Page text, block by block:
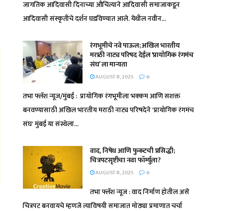
जागतिक आदिवासी दिनाच्या औचित्याने आदिवासी समाजाकडून
आदिवासी संस्कृतीचे दर्शन घडविण्यात आले. येथील नवीन...
रंगभूमीचे नवे पाऊल; अखिल भारतीय
मराठी नाट्य परिषद देईल ‘प्रायोगिक रंगमंच
संघ’ ला मान्यता
AUGUST 8, 2025 0
तभा फ्लॅश न्यूज/मुंबई : प्रायोगिक रंगभूमीला भक्कम आणि सशक्त
बनवण्यासाठी अखिल भारतीय मराठी नाट्य परिषदेने 'प्रायोगिक रंगमंच
संघ' मुंबई या संस्थेला...
वाद, निषेध आणि फुकटची प्रसिद्धी;
चित्रपटसृष्टीचा नवा फॉर्म्युला?
AUGUST 8, 2025 0
तभा फ्लॅश न्यूज : वाद निर्माण होतील असे
चित्रपट बनवायचे म्हणजे त्याविषयी समाजात मोठ्या प्रमाणात चर्चा